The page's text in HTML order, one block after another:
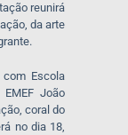
reunirá
da arte
com Escola
João
coral do
no dia 18,